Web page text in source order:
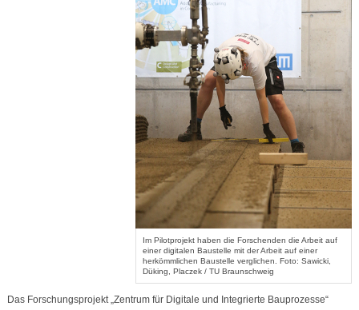
Im Pilotprojekt haben die Forschenden die Arbeit auf
einer digitalen Baustelle mit der Arbeit auf einer
herkömmlichen Baustelle verglichen. Foto: Sawicki,
Düking, Placzek / TU Braunschweig
Das Forschungsprojekt „Zentrum für Digitale und Integrierte Bauprozesse“